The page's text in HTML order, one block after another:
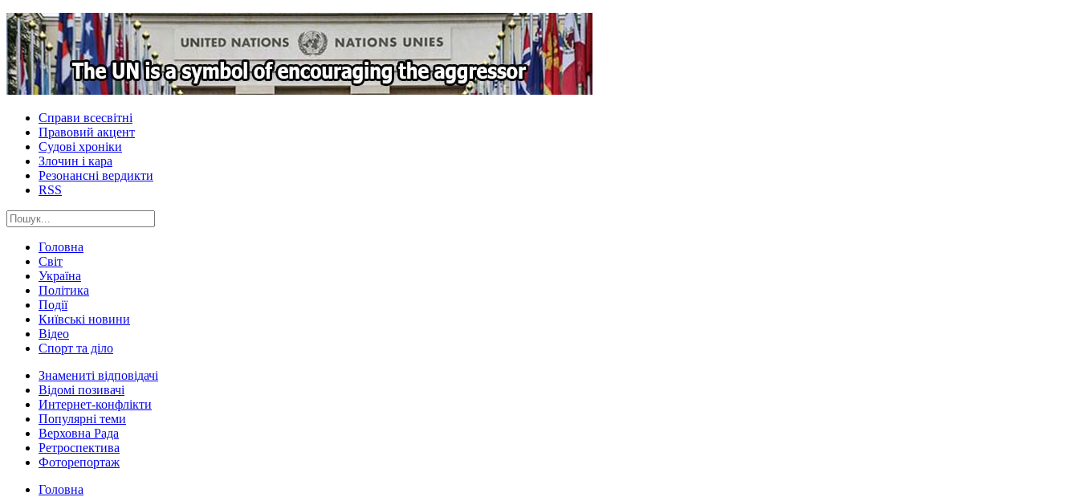
Справи всесвітні
Правовий акцент
Судові хроніки
Злочин і кара
Резонансні вердикти
RSS
Головна
Світ
Україна
Політика
Події
Київські новини
Відео
Спорт та діло
Знамениті відповідачі
Відомі позивачі
Интернет-конфлікти
Популярні теми
Верховна Рада
Ретроспектива
Фоторепортаж
Головна